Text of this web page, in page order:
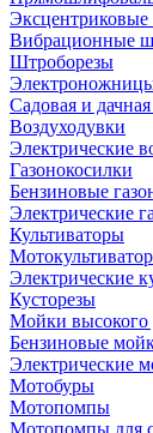
Вибрационные
Штроборезы
Садовая и
Воздуходувки
Электрические
Газонокосилки
Бензиновые
Электрические
Культиваторы
Электрические
Кусторезы
Мойки высокого
Бензиновые
Электрические
Мотобуры
Мотопомпы
Мотопомпы для